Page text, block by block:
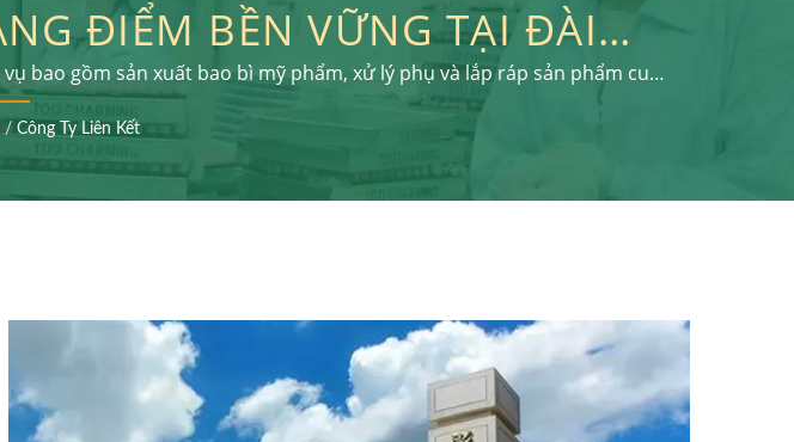
ĐIỂM BỀN VỮNG TẠI ĐÀI
TRÁCH NHIỆM MÔI TRƯỜNG
bao gồm sản xuất bao bì mỹ phẩm, xử lý phụ và lắp ráp sản phẩm cuối
/ Công Ty Liên Kết